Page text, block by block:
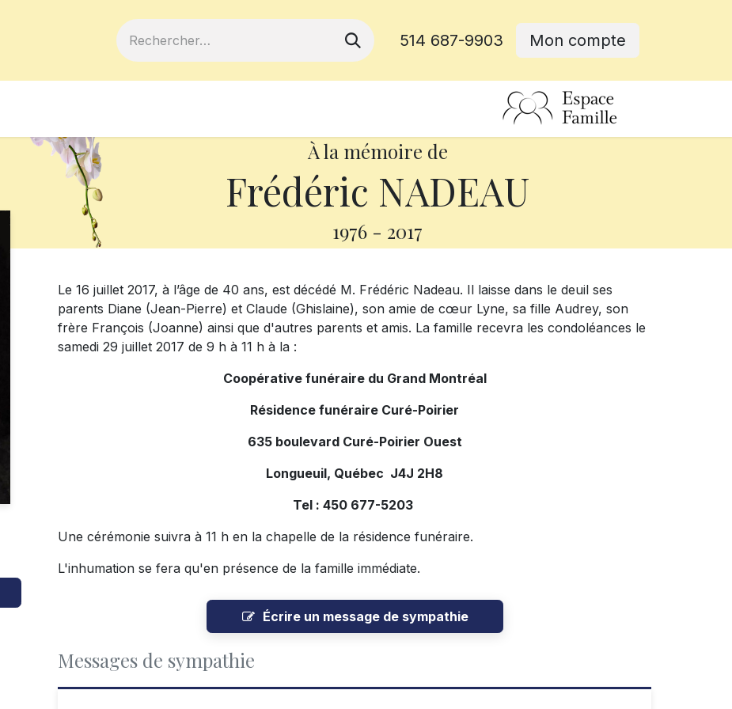
514 687-9903 Mon compte
À la mémoire de
Frédéric NADEAU
1976 - 2017
Le 16 juillet 2017, à l’âge de 40 ans, est décédé M. Frédéric Nadeau. Il laisse dans le deuil ses
parents Diane (Jean-Pierre) et Claude (Ghislaine), son amie de cœur Lyne, sa fille Audrey, son
frère François (Joanne) ainsi que d'autres parents et amis. La famille recevra les condoléances le
samedi 29 juillet 2017 de 9 h à 11 h à la :
Coopérative funéraire du Grand Montréal
Résidence funéraire Curé-Poirier
635 boulevard Curé-Poirier Ouest
Longueuil, Québec J4J 2H8
Tel : 450 677-5203
Une cérémonie suivra à 11 h en la chapelle de la résidence funéraire.
L'inhumation se fera qu'en présence de la famille immédiate.
Écrire un message de sympathie
Messages de sympathie